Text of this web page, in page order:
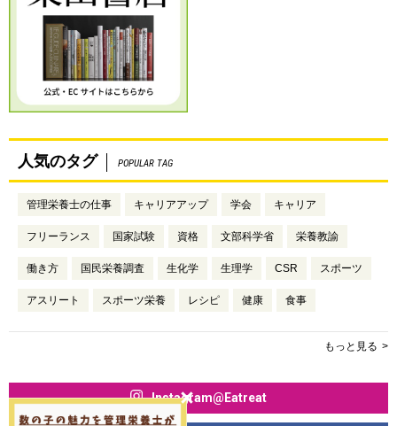
人気のタグ POPULAR TAG
管理栄養士の仕事 キャリアアップ 学会 キャリア
フリーランス 国家試験 資格 文部科学省 栄養教諭
働き方 国民栄養調査 生化学 生理学 CSR スポーツ
アスリート スポーツ栄養 レシピ 健康 食事
もっと見る
Instagram@Eatreat